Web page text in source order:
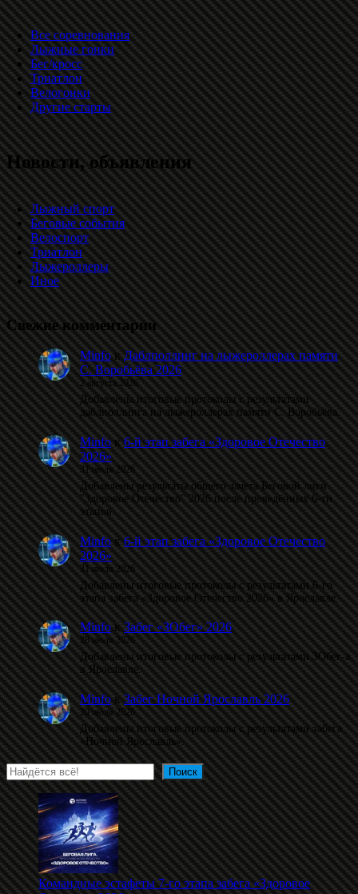
Все соревнования
Лыжные гонки
Бег/кросс
Триатлон
Велогонки
Другие старты
Новости, объявления
Лыжный спорт
Беговые события
Велоспорт
Триатлон
Лыжероллеры
Иное
Свежие комментарии
MinfoкДаблполлинг на лыжероллерах памяти
С. Воробьёва 2026
2 августа 2026
Добавлены итоговые протоколы с результатами
даблполлинга на лыжероллерах памяти С. Воробьёва.
Minfo к6-й этап забега «Здоровое Отечество
2026»
31 июля 2026
Добавлены результаты общего зачета Беговой лиги
"Здоровое Отечество" 2026 после проведённых 6-ти
этапов.
Minfoк6-й этап забега «Здоровое Отечество
2026»
31 июля 2026
Добавлены итоговые протоколы с результатами 6-го
этапа забега «Здоровое Отечество 2026» в Ярославле.
MinfoкЗабег «ЗОбег» 2026
28 июля 2026
Добавлены итоговые протоколы с результатами ЗОбег-а
в Ярославле.
MinfoкЗабег Ночной Ярославль 2026
20 июля 2026
Добавлены итоговые протоколы с результатами забега
«Ночной Ярославль».
Поиск Поиск
Командные эстафеты 7-го этапа забега «Здоровое